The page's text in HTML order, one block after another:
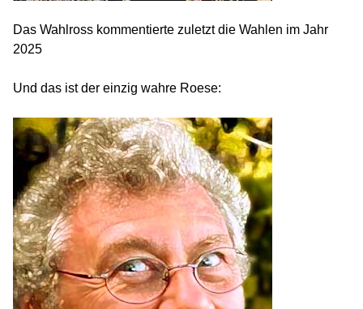
Das Wahlross kommentierte zuletzt die Wahlen im Jahr
2025
Und das ist der einzig wahre Roese: